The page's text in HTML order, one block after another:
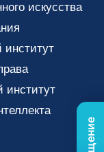
искусства
институт
институт